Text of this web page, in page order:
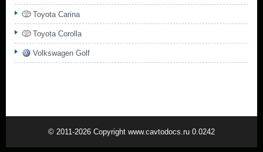
Toyota Carina
Toyota Corolla
Volkswagen Golf
© 2011-2026 Copyright www.cavtodocs.ru 0.0242